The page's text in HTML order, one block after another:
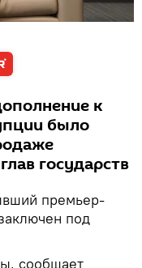
к
было
государств
премьер-
под
сообщает